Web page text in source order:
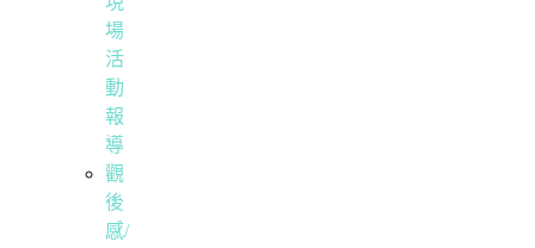
場
活
動
報
導
觀
後
感/